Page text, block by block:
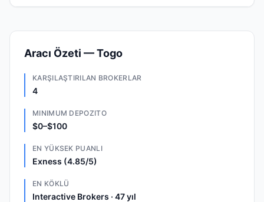
Aracı Özeti — Togo
KARŞILAŞTIRILAN BROKERLAR
4
MINIMUM DEPOZITO
$0–$100
EN YÜKSEK PUANLI
Exness (4.85/5)
EN KÖKLÜ
Interactive Brokers · 47 yıl